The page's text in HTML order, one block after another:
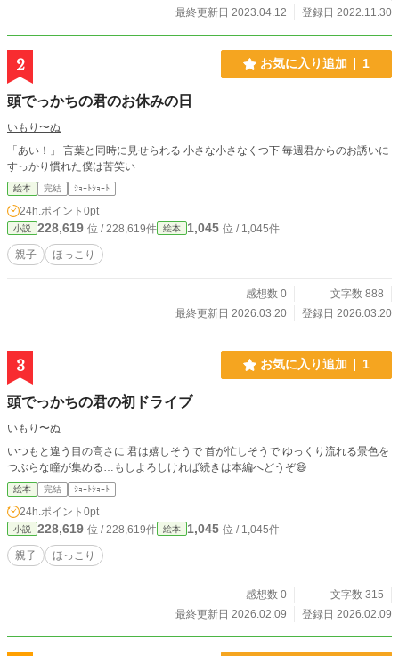
最終更新日 2023.04.12
登録日 2022.11.30
2 お気に入り追加 1
頭でっかちの君のお休みの日
いもり〜ぬ
「あい！」 言葉と同時に見せられる 小さな小さなくつ下 毎週君からのお誘いに
すっかり慣れた僕は苦笑い
絵本 完結 ｼｮｰﾄｼｮｰﾄ
24h.ポイント 0pt
小説 228,619 位 / 228,619件 絵本 1,045 位 / 1,045件
親子 ほっこり
感想数 0
文字数 888
最終更新日 2026.03.20
登録日 2026.03.20
3 お気に入り追加 1
頭でっかちの君の初ドライブ
いもり〜ぬ
いつもと違う目の高さに 君は嬉しそうで 首が忙しそうで ゆっくり流れる景色を
つぶらな瞳が集める…もしよろしければ続きは本編へどうぞ😄
絵本 完結 ｼｮｰﾄｼｮｰﾄ
24h.ポイント 0pt
小説 228,619 位 / 228,619件 絵本 1,045 位 / 1,045件
親子 ほっこり
感想数 0
文字数 315
最終更新日 2026.02.09
登録日 2026.02.09